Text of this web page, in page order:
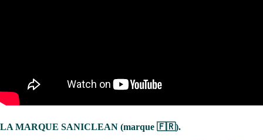
LA MARQUE SANICLEAN (marque 🇫🇷).